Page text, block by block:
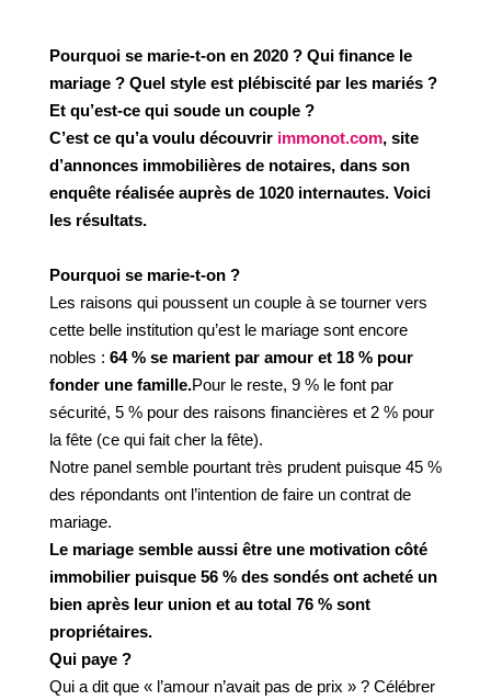
Pourquoi se marie-t-on en 2020 ? Qui finance le
mariage ? Quel style est plébiscité par les mariés ?
Et qu’est-ce qui soude un couple ?
C’est ce qu’a voulu découvrir immonot.com, site
d’annonces immobilières de notaires, dans son
enquête réalisée auprès de 1020 internautes. Voici
les résultats.
Pourquoi se marie-t-on ?
Les raisons qui poussent un couple à se tourner vers
cette belle institution qu’est le mariage sont encore
nobles : 64 % se marient par amour et 18 % pour
fonder une famille.Pour le reste, 9 % le font par
sécurité, 5 % pour des raisons financières et 2 % pour
la fête (ce qui fait cher la fête).
Notre panel semble pourtant très prudent puisque 45 %
des répondants ont l’intention de faire un contrat de
mariage.
Le mariage semble aussi être une motivation côté
immobilier puisque 56 % des sondés ont acheté un
bien après leur union et au total 76 % sont
propriétaires.
Qui paye ?
Qui a dit que « l’amour n’avait pas de prix » ? Célébrer